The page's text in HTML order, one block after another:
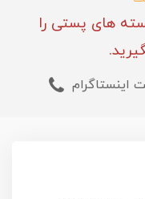
های پستی را
اینستاگرام